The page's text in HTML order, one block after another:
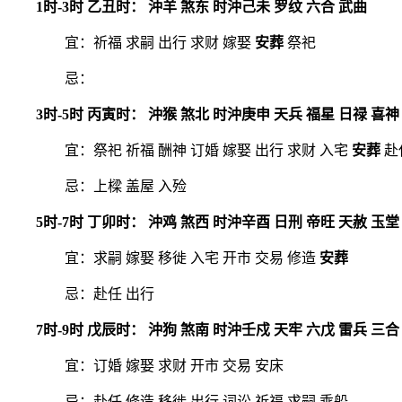
1时-3时 乙丑时： 沖羊 煞东 时沖己未 罗纹 六合 武曲
宜：祈福 求嗣 出行 求财 嫁娶 安葬 祭祀
忌：
3时-5时 丙寅时： 沖猴 煞北 时沖庚申 天兵 福星 日禄 喜神
宜：祭祀 祈福 酬神 订婚 嫁娶 出行 求财 入宅 安葬 赴
忌：上樑 盖屋 入殓
5时-7时 丁卯时： 沖鸡 煞西 时沖辛酉 日刑 帝旺 天赦 玉堂
宜：求嗣 嫁娶 移徙 入宅 开市 交易 修造 安葬
忌：赴任 出行
7时-9时 戊辰时： 沖狗 煞南 时沖壬戍 天牢 六戊 雷兵 三合
宜：订婚 嫁娶 求财 开市 交易 安床